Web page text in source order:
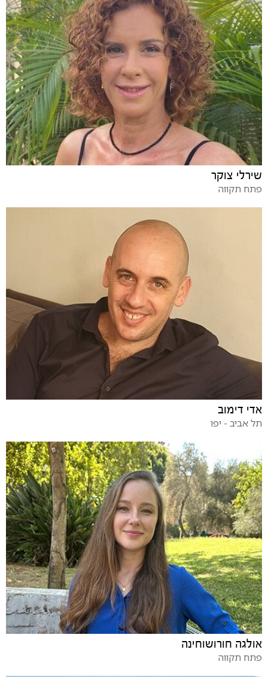
שירלי צוקר
פתח תקווה
אדי דימוב
תל אביב - יפו
אולגה חורושוחינה
פתח תקווה